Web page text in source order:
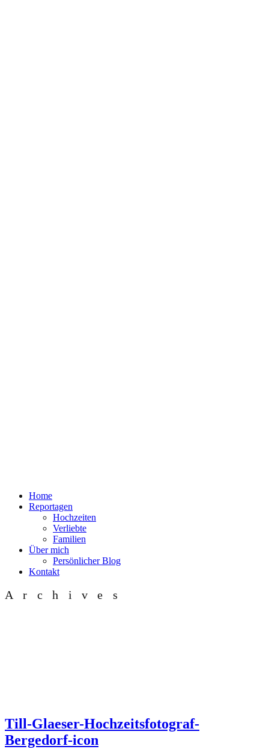
Home
Reportagen
Hochzeiten
Verliebte
Familien
Über mich
Persönlicher Blog
Kontakt
Archives
Till-Glaeser-Hochzeitsfotograf-
Bergedorf-icon